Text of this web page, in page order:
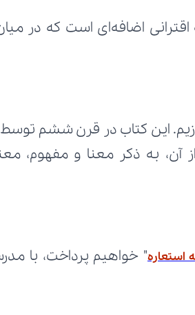
این کتاب در قرن ششم توسط
استعاره